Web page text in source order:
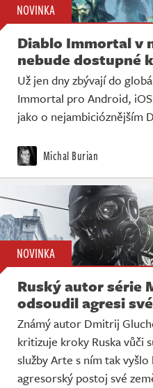
NOVINKA
Diablo Immortal v
nebude dostupné
Už jen dny zbývají do
Immortal pro Android,
jako o nejambicióznějším
Michal Burian
NOVINKA
Ruský autor série
odsoudil agresi
Známý autor Dmitrij
kritizuje kroky Ruska vůči
služby Arte s ním tak
agresorský postoj své